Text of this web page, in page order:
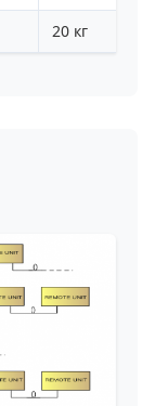
20 кг